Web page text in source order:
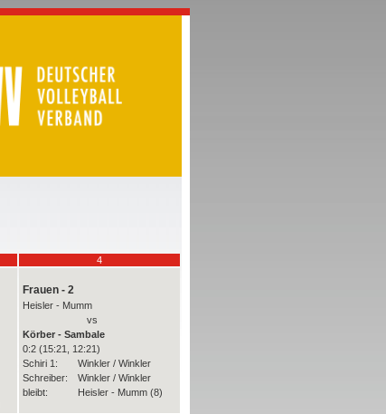
4
Frauen - 2
Heisler - Mumm
vs
Körber - Sambale
0:2 (15:21, 12:21)
Schiri 1:
Winkler / Winkler
Schreiber:
Winkler / Winkler
bleibt:
Heisler - Mumm (8)